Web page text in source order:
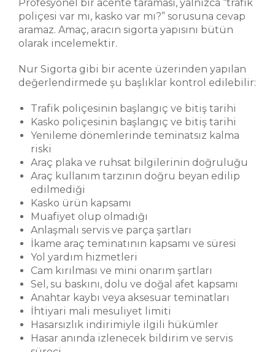
Profesyonel bir acente taraması, yalnızca “trafik
poliçesi var mı, kasko var mı?” sorusuna cevap
aramaz. Amaç, aracın sigorta yapısını bütün
olarak incelemektir.
Nur Sigorta gibi bir acente üzerinden yapılan
değerlendirmede şu başlıklar kontrol edilebilir:
Trafik poliçesinin başlangıç ve bitiş tarihi
Kasko poliçesinin başlangıç ve bitiş tarihi
Yenileme dönemlerinde teminatsız kalma
riski
Araç plaka ve ruhsat bilgilerinin doğruluğu
Araç kullanım tarzının doğru beyan edilip
edilmediği
Kasko ürün kapsamı
Muafiyet olup olmadığı
Anlaşmalı servis ve parça şartları
İkame araç teminatının kapsamı ve süresi
Yol yardım hizmetleri
Cam kırılması ve mini onarım şartları
Sel, su baskını, dolu ve doğal afet kapsamı
Anahtar kaybı veya aksesuar teminatları
İhtiyari mali mesuliyet limiti
Hasarsızlık indirimiyle ilgili hükümler
Hasar anında izlenecek bildirim ve servis